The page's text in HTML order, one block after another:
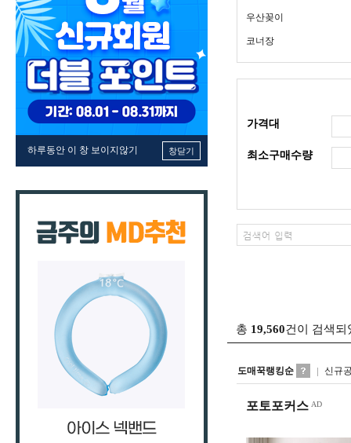
하루동안 이 창 보이지않기 창닫기
우산꽂이
코너장
가격대
최소구매수량
총 19,560건이 검색되
도매꾹랭킹순 신규
포토포커스